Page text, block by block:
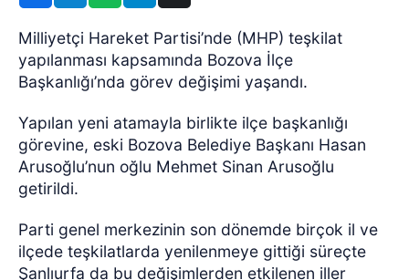
Milliyetçi Hareket Partisi’nde (MHP) teşkilat
yapılanması kapsamında Bozova İlçe
Başkanlığı’nda görev değişimi yaşandı.
Yapılan yeni atamayla birlikte ilçe başkanlığı
görevine, eski Bozova Belediye Başkanı Hasan
Arusoğlu’nun oğlu Mehmet Sinan Arusoğlu
getirildi.
Parti genel merkezinin son dönemde birçok il ve
ilçede teşkilatlarda yenilenmeye gittiği süreçte
Şanlıurfa da bu değişimlerden etkilenen iller